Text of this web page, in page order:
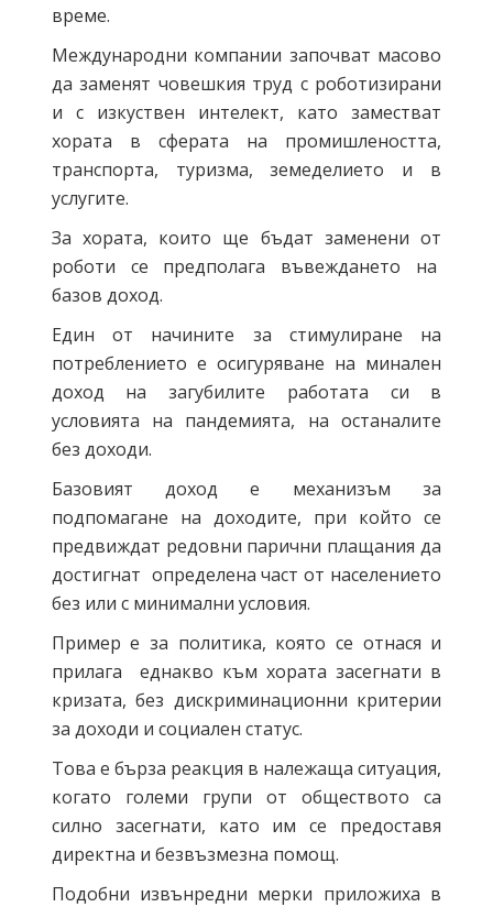
време.
Международни компании започват масово
да заменят човешкия труд с роботизирани
и с изкуствен интелект, като заместват
хората в сферата на промишлеността,
транспорта, туризма, земеделието и в
услугите.
За хората, които ще бъдат заменени от
роботи се предполага въвеждането на
базов доход.
Един от начините за стимулиране на
потреблението е осигуряване на минален
доход на загубилите работата си в
условията на пандемията, на останалите
без доходи.
Базовият доход е механизъм за
подпомагане на доходите, при който се
предвиждат редовни парични плащания да
достигнат определена част от населението
без или с минимални условия.
Пример е за политика, която се отнася и
прилага еднакво към хората засегнати в
кризата, без дискриминационни критерии
за доходи и социален статус.
Това е бърза реакция в належаща ситуация,
когато големи групи от обществото са
силно засегнати, като им се предоставя
директна и безвъзмезна помощ.
Подобни извънредни мерки приложиха в